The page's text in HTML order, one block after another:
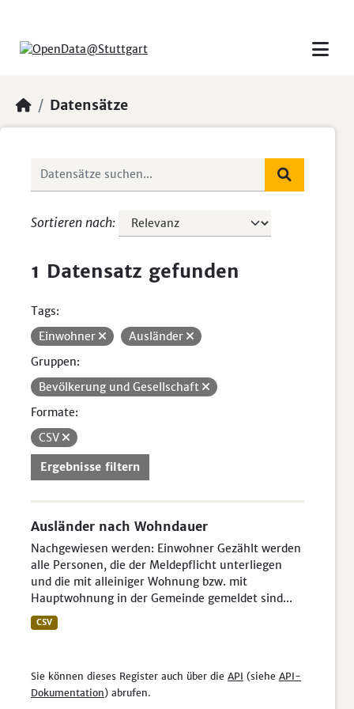
Datensätze
Sortieren nach
1 Datensatz gefunden
Tags:
Einwohner
Ausländer
Gruppen:
Bevölkerung und Gesellschaft
Formate:
CSV
Ergebnisse filtern
Ausländer nach Wohndauer
Nachgewiesen werden: Einwohner Gezählt werden
alle Personen, die der Meldepflicht unterliegen
und die mit alleiniger Wohnung bzw. mit
Hauptwohnung in der Gemeinde gemeldet sind...
CSV
Sie können dieses Register auch über die API (siehe API-
Dokumentation) abrufen.